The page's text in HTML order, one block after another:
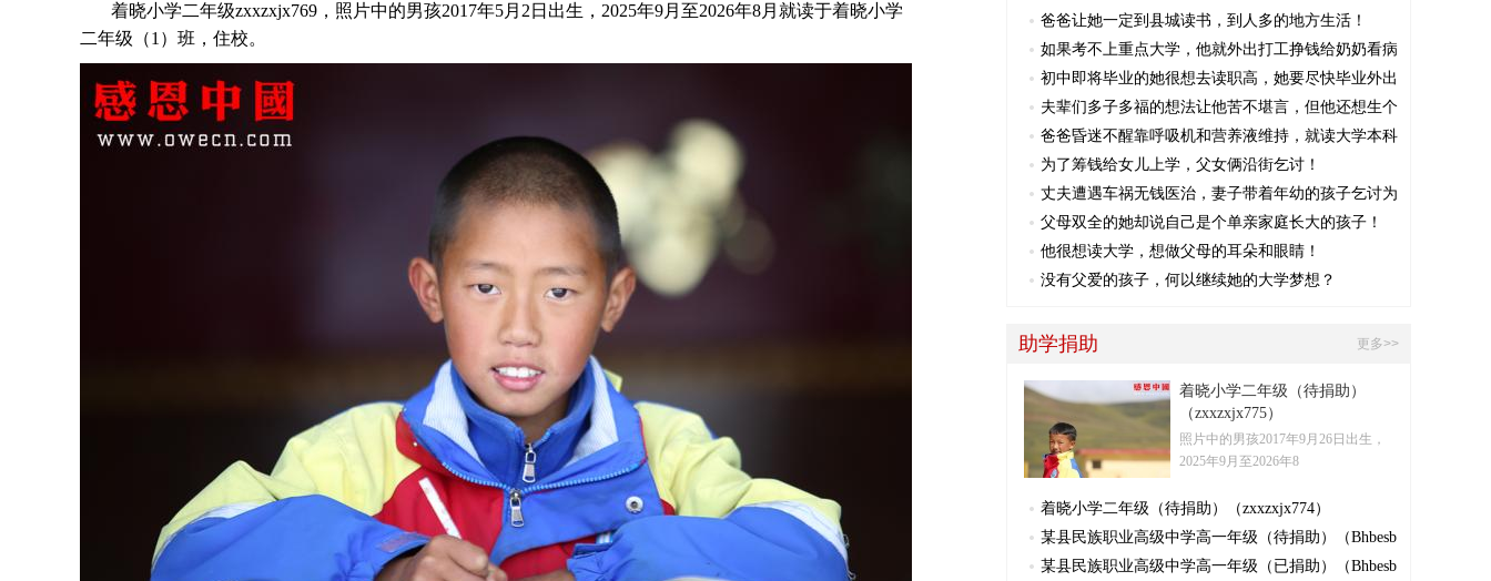
着晓小学二年级zxxzxjx769，照片中的男孩2017年5月2日 出生， 2025年9月至2026年8月就读于着晓小学
二年级（1）班 ，住校。
爸爸让她一定到县城读书，到人多的地方生活！
如果考不上重点大学，他就外出打工挣钱给奶奶看病
初中即将毕业的她很想去读职高，她要尽快毕业外出
夫辈们多子多福的想法让他苦不堪言，但他还想生个
爸爸昏迷不醒靠呼吸机和营养液维持，就读大学本科
为了筹钱给女儿上学，父女俩沿街乞讨！
丈夫遭遇车祸无钱医治，妻子带着年幼的孩子乞讨为
父母双全的她却说自己是个单亲家庭长大的孩子！
他很想读大学，想做父母的耳朵和眼睛！
没有父爱的孩子，何以继续她的大学梦想？
更多>>
助学捐助
着晓小学二年级（待捐助）
（zxxzxjx775）
照片中的男孩2017年9月26日出生，
2025年9月至2026年8
着晓小学二年级（待捐助）（zxxzxjx774）
某县民族职业高级中学高一年级（待捐助）（Bhbesb
某县民族职业高级中学高一年级（已捐助）（Bhbesb